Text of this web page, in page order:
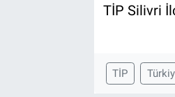
TİP Silivri
TİP